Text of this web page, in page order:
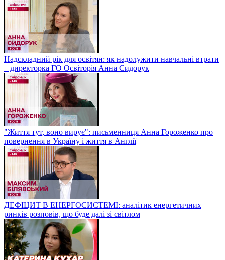
Надскладний рік для освітян: як надолужити навчальні втрати
– директорка ГО Освіторія Анна Сидорук
"Життя тут, воно вирує": письменниця Анна Гороженко про
повернення в Україну і життя в Англії
ДЕФІЦИТ В ЕНЕРГОСИСТЕМІ: аналітик енергетичних
ринків розповів, що буде далі зі світлом